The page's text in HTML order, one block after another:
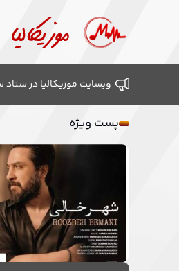
وبسایت موزیکالیا در
پست ویژه